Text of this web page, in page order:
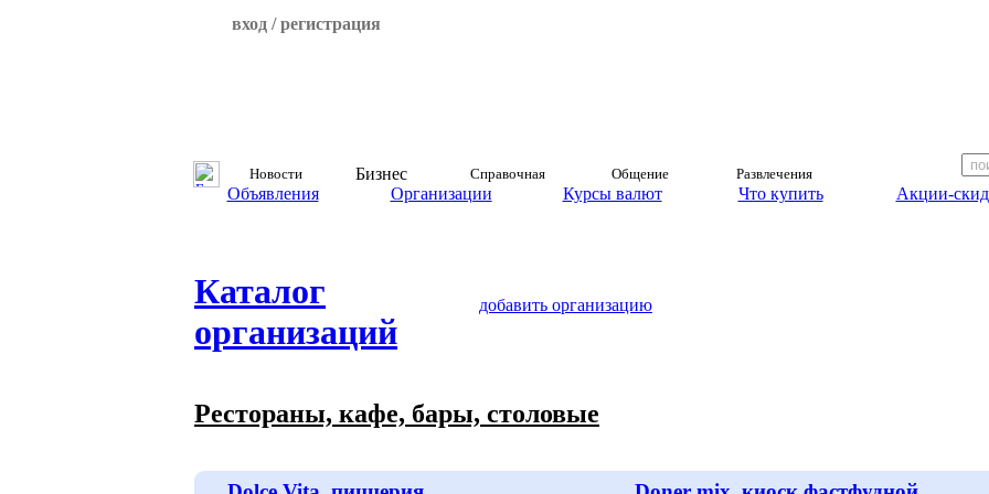
вход / регистрация
Новости Бизнес Справочная Общение Развлечения
Объявления Организации Курсы валют Что купить Акции-
Каталог
организаций
добавить организацию
Рестораны, кафе, бары, столовые